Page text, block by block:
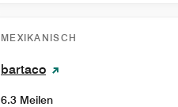
MEXIKANISCH
bartaco
6.3 Meilen